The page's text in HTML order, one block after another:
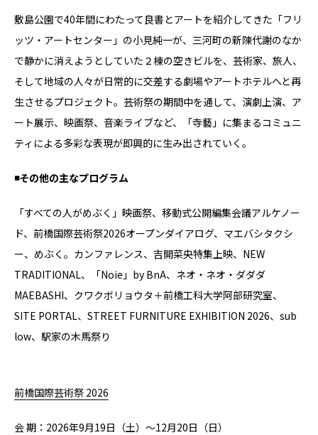
敷島公園で40年間にわたって良書とアートを紹介してきた「フリ
ッツ・アートセンター」の小⾒純⼀が、三河町の新陳代謝のなか
で静かに消えようとしていた２棟の空きビルを、芸術家、旅人、
そして地域の人々が⽇常的に交差する劇場やアートホテルへと再
⽣させるプロジェクト。芸術祭の期間中を通して、演劇上演、ア
ート展示、映画祭、⾳楽ライブなど、「寺藝」に集まるコミュニ
ティによる多彩な表現が即興的に⽣み出されていく。
◾️その他の主なプログラム
「すべての人がめぶく」映画祭、移動式公開編集会議アルケノー
ド、前橋国際芸術祭2026オープンダイアログ、マエバシタクシ
ー、めぶく。カンファレンス、吉開菜央特集上映、NEW
TRADITIONAL、「Noie」by BnA、ネオ‧ネオ‧ダダダ
MAEBASHI、クワクボリョウタ＋前橋工科⼤学阿部研究室、
SITE PORTAL、STREET FURNITURE EXHIBITION 2026、sub
low、駅家の木⾺祭り
前橋国際芸術祭 2026
会 期：2026年9月19日（土）～12月20日（日）